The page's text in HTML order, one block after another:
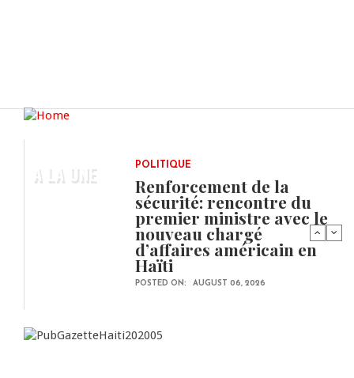
A LA UNE POLITIQUE
Renforcement de la
sécurité: rencontre du
premier ministre avec le
nouveau chargé
d’affaires américain en
Haïti
POSTED ON: AUGUST 06, 2026